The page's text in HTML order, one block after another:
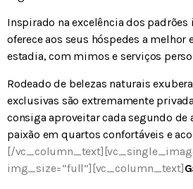
Inspirado na excelência dos
oferece aos seus hóspedes a melhor
estadia, com mimos e serviços
Rodeado de belezas naturais
exclusivas são extremamente
consiga aproveitar cada segundo de
paixão em quartos confortáveis e
[/vc_column_text][vc_single_image
img_size=”full”][vc_column_text]